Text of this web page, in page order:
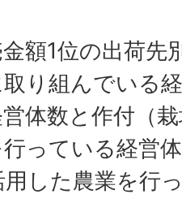
額1位の出荷先
り組んでいる
営体数と作付（
っている経営体
した農業を行